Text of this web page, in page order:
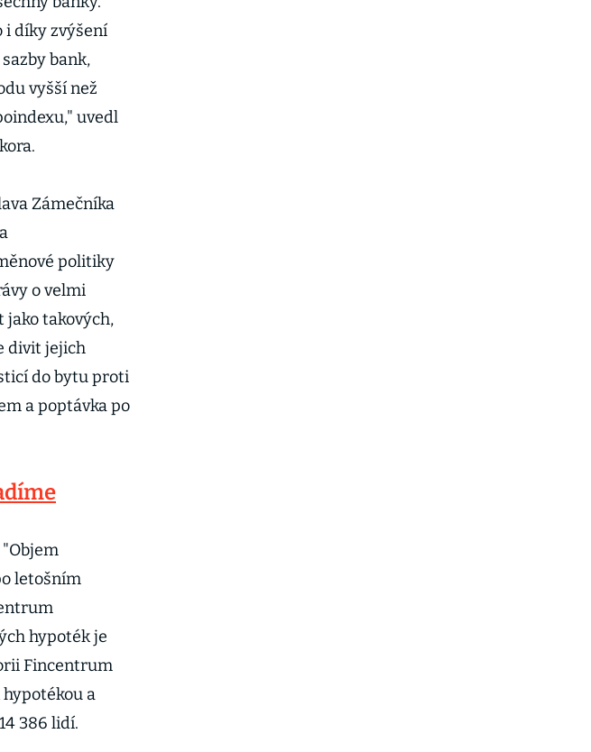
i díky zvýšení
bank,
vyšší než
uvedl
Zámečníka
politiky
o velmi
takových,
divit jejich
do bytu proti
a poptávka po
letošním
hypoték je
Fincentrum
a
386 lidí.